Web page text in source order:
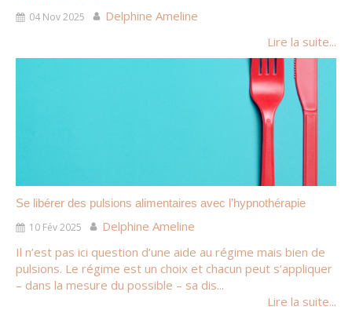
04 Nov 2025
Delphine Ameline
Lire la suite...
Se libérer des pulsions alimentaires avec l’hypnothérapie
10 Fév 2025
Delphine Ameline
Il n’est pas ici question d’une aide au régime mais bien de
pulsions. Le régime est un choix et chacun peut s’appliquer
– dans la mesure du possible – sa dis...
Lire la suite...